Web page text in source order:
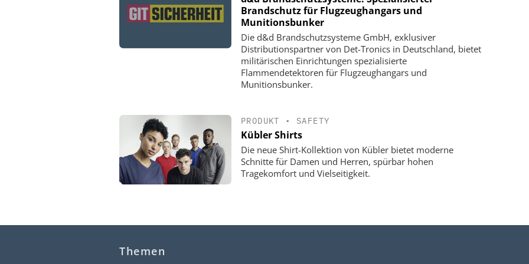
Brandschutz für Flugzeughangars und
Munitionsbunker
Die d&d Brandschutzsysteme GmbH, exklusiver
Distributionspartner von Det-Tronics in Deutschland, bietet
militärischen Einrichtungen spezialisierte
Flammendetektoren für Flugzeughangars und
Munitionsbunker.
PRODUKT • SAFETY
Kübler Shirts
Die neue Shirt-Kollektion von Kübler bietet moderne
Schnitte für Damen und Herren, spürbar hohen
Tragekomfort und Vielseitigkeit.
Themen